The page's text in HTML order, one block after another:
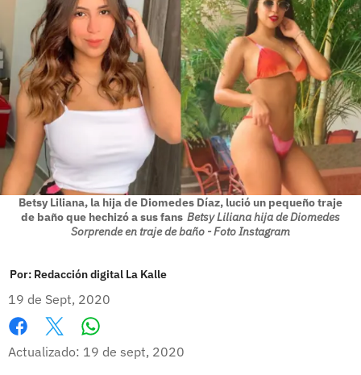
Betsy Liliana, la hija de Diomedes Díaz, lució un pequeño traje
de baño que hechizó a sus fans Betsy Liliana hija de Diomedes
Sorprende en traje de baño - Foto Instagram
Por: Redacción digital La Kalle
19 de Sept, 2020
Facebook
X
Actualizado: 19 de sept, 2020